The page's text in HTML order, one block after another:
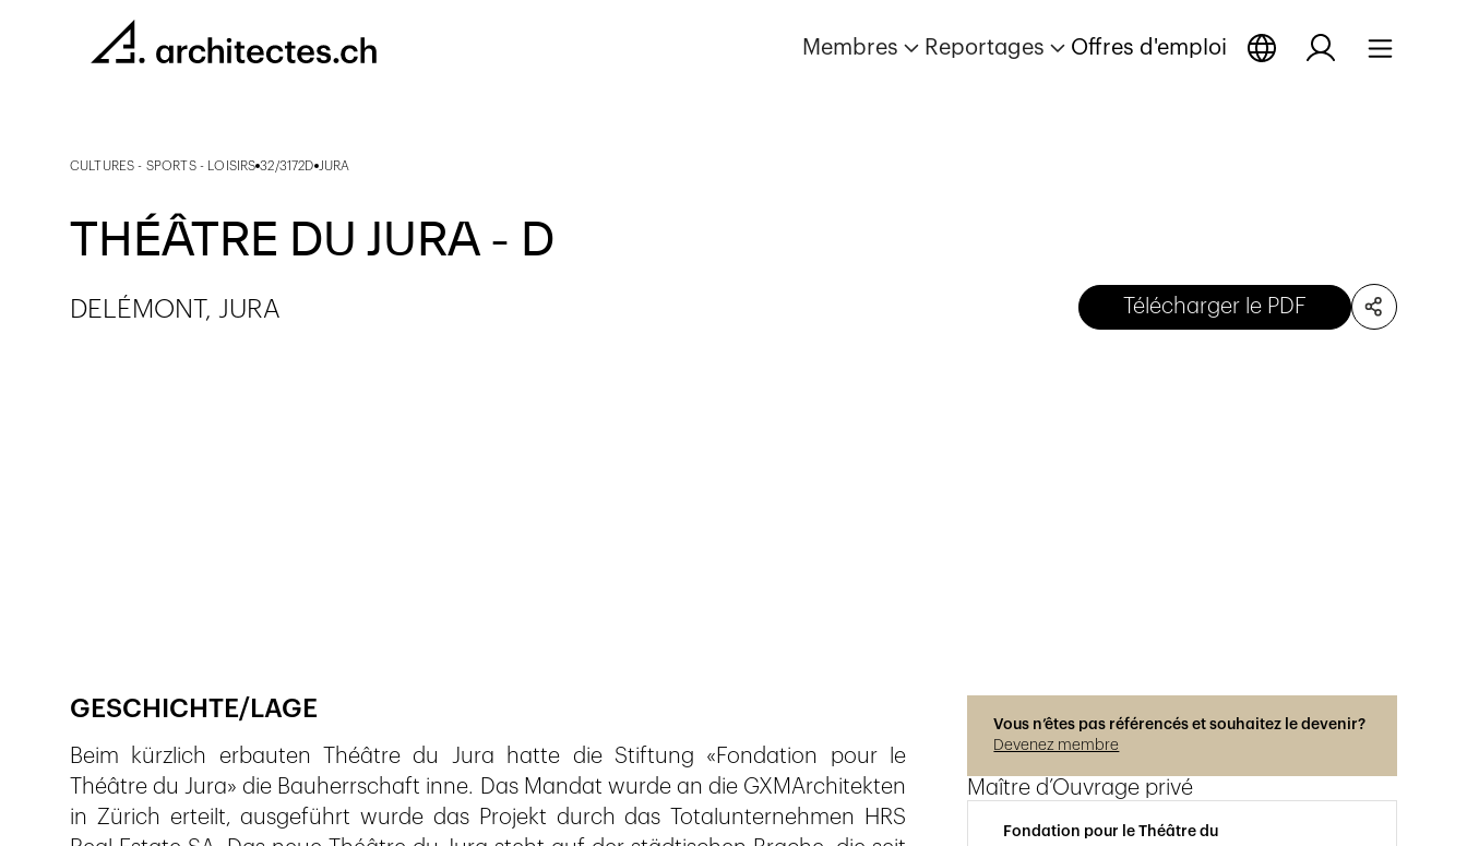
Membres Reportages Offres d'emploi
CULTURES - SPORTS - LOISIRS 32/3172D JURA
THÉÂTRE DU JURA - D
DELÉMONT, JURA Télécharger le PDF
GESCHICHTE/LAGE
Beim kürzlich erbauten Théâtre du Jura hatte die Stiftung «Fondation pour le
Théâtre du Jura» die Bauherrschaft inne. Das Mandat wurde an die GXMArchitekten
in Zürich erteilt, ausgeführt wurde das Projekt durch das Totalunternehmen HRS
Vous n’êtes pas référencés et souhaitez le devenir?
Devenez membre
Maître d’Ouvrage privé
Fondation pour le Théâtre du